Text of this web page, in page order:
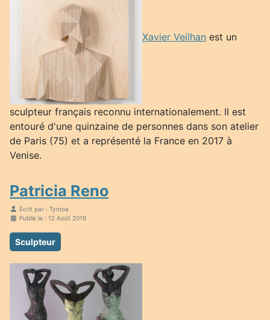
Xavier Veilhan est un
sculpteur français reconnu internationalement. Il est
entouré d'une quinzaine de personnes dans son atelier
de Paris (75) et a représenté la France en 2017 à
Venise.
Patricia Reno
Écrit par : Tymoa
Publié le : 12 Août 2019
Sculpteur